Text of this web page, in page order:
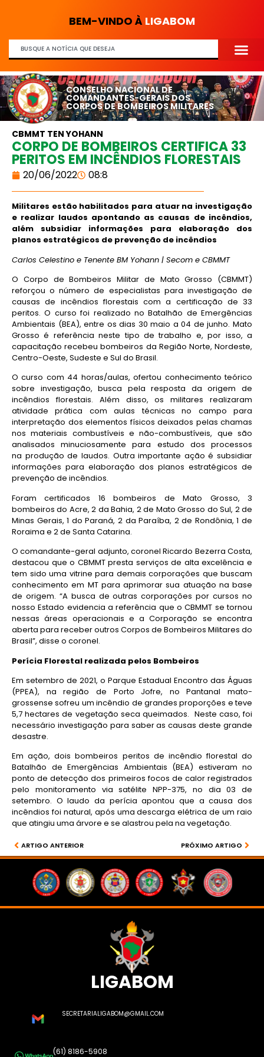
BEM-VINDO À LIGABOM
CONSELHO NACIONAL DE
COMANDANTES-GERAIS DOS
CORPOS DE BOMBEIROS MILITARES
CBMMT TEN YOHANN
CORPO DE BOMBEIROS CERTIFICA 33
PERITOS EM INCÊNDIOS FLORESTAIS
20/06/2022 08:8
Militares estão habilitados para atuar na investigação
e realizar laudos apontando as causas de incêndios,
além subsidiar informações para elaboração dos
planos estratégicos de prevenção de incêndios
Carlos Celestino e Tenente BM Yohann | Secom e CBMMT
O Corpo de Bombeiros Militar de Mato Grosso (CBMMT)
reforçou o número de especialistas para investigação de
causas de incêndios florestais com a certificação de 33
peritos. O curso foi realizado no Batalhão de Emergências
Ambientais (BEA), entre os dias 30 maio a 04 de junho. Mato
Grosso é referência neste tipo de trabalho e, por isso, a
capacitação recebeu bombeiros da Região Norte, Nordeste,
Centro-Oeste, Sudeste e Sul do Brasil.
O curso com 44 horas/aulas, ofertou conhecimento teórico
sobre investigação, busca pela resposta da origem de
incêndios florestais. Além disso, os militares realizaram
atividade prática com aulas técnicas no campo para
interpretação dos elementos físicos deixados pelas chamas
nos materiais combustíveis e não-combustíveis, que são
analisados minuciosamente para estudo dos processos
na produção de laudos. Outra importante ação é subsidiar
informações para elaboração dos planos estratégicos de
prevenção de incêndios.
Foram certificados 16 bombeiros de Mato Grosso, 3
bombeiros do Acre, 2 da Bahia, 2 de Mato Grosso do Sul, 2 de
Minas Gerais, 1 do Paraná, 2 da Paraíba, 2 de Rondônia, 1 de
Roraima e 2 de Santa Catarina.
O comandante-geral adjunto, coronel Ricardo Bezerra Costa,
destacou que o CBMMT presta serviços de alta excelência e
tem sido uma vitrine para demais corporações que buscam
conhecimento em MT para aprimorar sua atuação na base
de origem. “A busca de outras corporações por cursos no
nosso Estado evidencia a referência que o CBMMT se tornou
nessas áreas operacionais e a Corporação se encontra
aberta para receber outros Corpos de Bombeiros Militares do
Brasil”, disse o coronel.
Perícia Florestal realizada pelos Bombeiros
Em setembro de 2021, o Parque Estadual Encontro das Águas
(PPEA), na região de Porto Jofre, no Pantanal mato-
grossense sofreu um incêndio de grandes proporções e teve
5,7 hectares de vegetação seca queimados. Neste caso, foi
necessário investigação para saber as causas deste grande
desastre.
Em ação, dois bombeiros peritos de incêndio florestal do
Batalhão de Emergências Ambientais (BEA) estiveram no
ponto de detecção dos primeiros focos de calor registrados
pelo monitoramento via satélite NPP-375, no dia 03 de
setembro. O laudo da perícia apontou que a causa dos
incêndios foi natural, após uma descarga elétrica de um raio
que atingiu uma árvore e se alastrou pela na vegetação.
ARTIGO ANTERIOR PRÓXIMO ARTIGO
LIGABOM
SECRETARIALIGABOM@GMAIL.COM
(61) 8186-5908